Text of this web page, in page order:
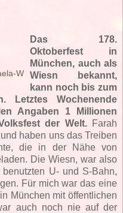
W
Das 178.
Oktoberfest in
München, auch als
Wiesn bekannt,
kann noch bis zum
Letztes Wochenende
Angaben 1 Millionen
der Welt. Farah
haben uns das Treiben
die in der Nähe von
Die Wiesn, war also
U- und S-Bahn,
Für mich war das eine
München mit öffentlichen
auch noch nie auf der